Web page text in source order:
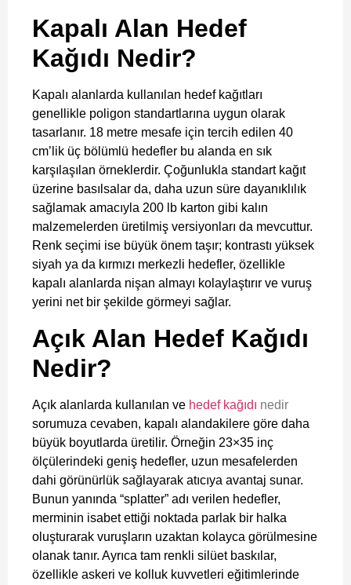
Kapalı Alan Hedef
Kağıdı Nedir?
Kapalı alanlarda kullanılan hedef kağıtları
genellikle poligon standartlarına uygun olarak
tasarlanır. 18 metre mesafe için tercih edilen 40
cm’lik üç bölümlü hedefler bu alanda en sık
karşılaşılan örneklerdir. Çoğunlukla standart kağıt
üzerine basılsalar da, daha uzun süre dayanıklılık
sağlamak amacıyla 200 lb karton gibi kalın
malzemelerden üretilmiş versiyonları da mevcuttur.
Renk seçimi ise büyük önem taşır; kontrastı yüksek
siyah ya da kırmızı merkezli hedefler, özellikle
kapalı alanlarda nişan almayı kolaylaştırır ve vuruş
yerini net bir şekilde görmeyi sağlar.
Açık Alan Hedef Kağıdı
Nedir?
Açık alanlarda kullanılan ve hedef kağıdı nedir
sorumuza cevaben, kapalı alandakilere göre daha
büyük boyutlarda üretilir. Örneğin 23×35 inç
ölçülerindeki geniş hedefler, uzun mesafelerden
dahi görünürlük sağlayarak atıcıya avantaj sunar.
Bunun yanında “splatter” adı verilen hedefler,
merminin isabet ettiği noktada parlak bir halka
oluşturarak vuruşların uzaktan kolayca görülmesine
olanak tanır. Ayrıca tam renkli silüet baskılar,
özellikle askeri ve kolluk kuvvetleri eğitimlerinde